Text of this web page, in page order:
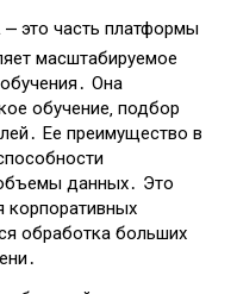
⎼ это часть платформы
масштабируемое
Она
обучение‚ подбор
Ее преимущество в
данных․ Это
корпоративных
обработка больших